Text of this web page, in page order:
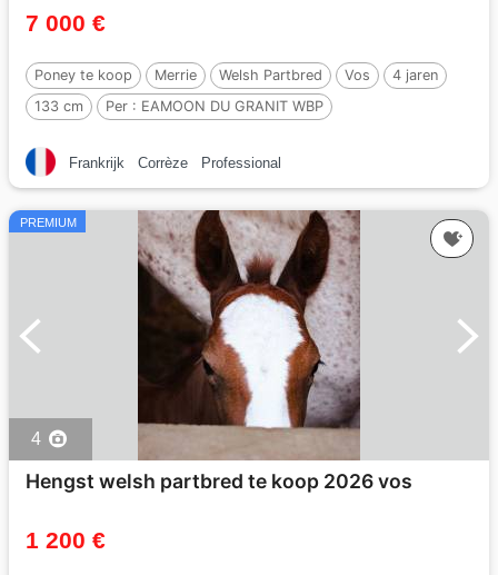
7 000 €
Poney te koop Merrie Welsh Partbred Vos
4 jaren
133 cm
Per : EAMOON DU GRANIT WBP
Frankrijk Corrèze Professional
PREMIUM
4
Hengst welsh partbred te koop 2026 vos
1 200 €